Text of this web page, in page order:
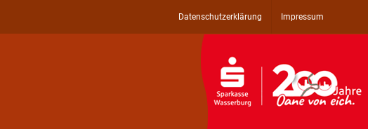
Datenschutzerklärung Impressum